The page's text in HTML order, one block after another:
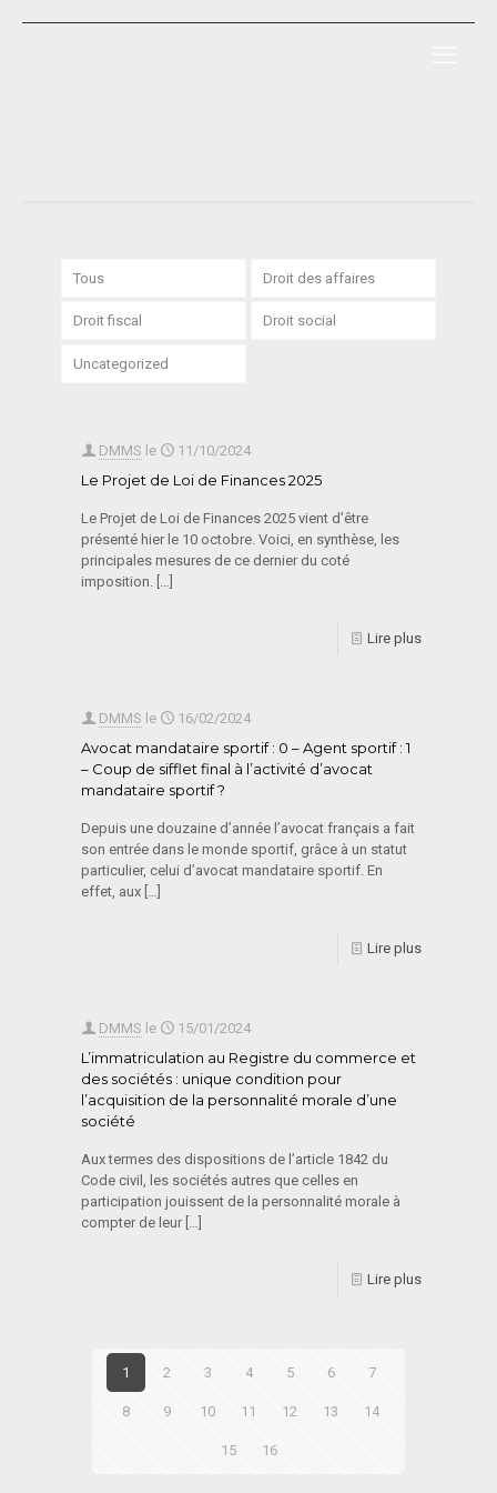
Tous Droit des affaires
Droit fiscal Droit social
Uncategorized
DMMS le 11/10/2024
Le Projet de Loi de Finances 2025
Le Projet de Loi de Finances 2025 vient d’être
présenté hier le 10 octobre. Voici, en synthèse, les
principales mesures de ce dernier du coté
imposition. […]
Lire plus
DMMS le 16/02/2024
Avocat mandataire sportif : 0 – Agent sportif : 1
– Coup de sifflet final à l’activité d’avocat
mandataire sportif ?
Depuis une douzaine d’année l’avocat français a fait
son entrée dans le monde sportif, grâce à un statut
particulier, celui d’avocat mandataire sportif. En
effet, aux […]
Lire plus
DMMS le 15/01/2024
L’immatriculation au Registre du commerce et
des sociétés : unique condition pour
l’acquisition de la personnalité morale d’une
société
Aux termes des dispositions de l’article 1842 du
Code civil, les sociétés autres que celles en
participation jouissent de la personnalité morale à
compter de leur […]
Lire plus
1 2 3 4 5 6 7
8 9 10 11 12 13 14
15 16